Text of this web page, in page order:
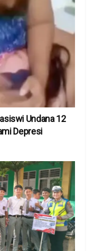
Undana 12
Depresi